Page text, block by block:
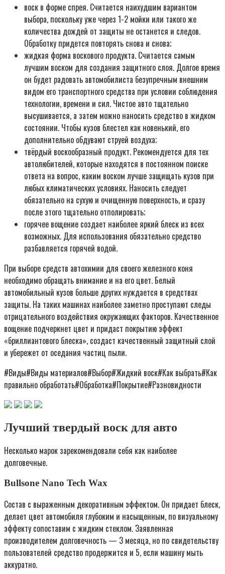
воск в форме спрея. Считается наихудшим вариантом
выбора, поскольку уже через 1-2 мойки или такого же
количества дождей от защиты не останется и следов.
Обработку придется повторять снова и снова;
жидкая форма воскового продукта. Считается самым
лучшим воском для создания защитного слоя. Долгое время
он будет радовать автомобилиста безупречным внешним
видом его транспортного средства при условии соблюдения
технологии, времени и сил. Чистое авто тщательно
высушивается, а затем можно наносить средство в жидком
состоянии. Чтобы кузов блестел как новенький, его
дополнительно обдувают струей воздуха;
твёрдый воскообразный продукт. Рекомендуется для тех
автолюбителей, которые находятся в постоянном поиске
ответа на вопрос, каким воском лучше защищать кузов при
любых климатических условиях. Наносить следует
обязательно на сухую и очищенную поверхность, и сразу
после этого тщательно отполировать;
горячее вощение создает наиболее яркий блеск из всех
возможных. Для использования обязательно средство
разбавляется горячей водой.
При выборе средств автохимии для своего железного коня
необходимо обращать внимание и на его цвет. Белый
автомобильный кузов больше других нуждается в средствах
защиты. На таких машинах наиболее заметно проступают следы
отрицательного воздействия окружающих факторов. Качественное
вощение подчеркнет цвет и придаст покрытию эффект
«бриллиантового блеска», создаст качественный защитный слой
и убережет от оседания частиц пыли.
#Виды#Виды материалов#Выбор#Жидкий воск#Как выбрать#Как
правильно обработать#Обработка#Покрытие#Разновидности
Лучший твердый воск для авто
Несколько марок зарекомендовали себя как наиболее
долговечные.
Bullsone Nano Tech Wax
Состав с выраженным декоративным эффектом. Он придает блеск,
делает цвет автомобиля глубоким и насыщенным, по визуальному
эффекту сопоставим с жидким стеклом. Заявленная
производителем долговечность — 3 месяца, но по свидетельству
пользователей средство продержится и 5, если машину мыть
аккуратно.